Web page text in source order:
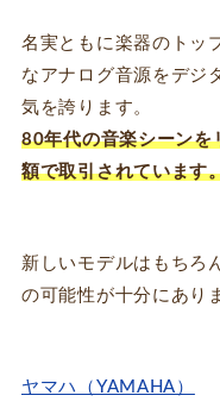
名実ともに楽器のトッ
なアナログ音源をデジ
気を誇ります。
80年代の音楽シーンを
額で取引されています
新しいモデルはもちろ
の可能性が十分にあり
ヤマハ（YAMAHA）